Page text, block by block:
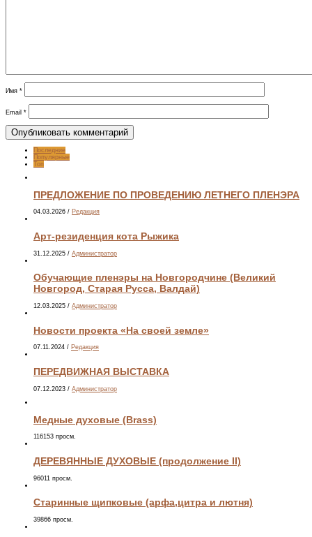
Имя *
Email *
Последние
Популярные
Топ
ПРЕДЛОЖЕНИЕ ПО ПРОВЕДЕНИЮ ЛЕТНЕГО ПЛЕНЭРА
04.03.2026 / Редакция
Арт-резиденция кота Рыжика
31.12.2025 / Администратор
Обучающие пленэры на Новгородчине (Великий
Новгород, Старая Русса, Валдай)
12.03.2025 / Администратор
Новости проекта «На своей земле»
07.11.2024 / Редакция
ПЕРЕДВИЖНАЯ ВЫСТАВКА
07.12.2023 / Администратор
Медные духовые (Brass)
116153 просм.
ДЕРЕВЯННЫЕ ДУХОВЫЕ (продолжение II)
96011 просм.
Старинные щипковые (арфа,цитра и лютня)
39866 просм.